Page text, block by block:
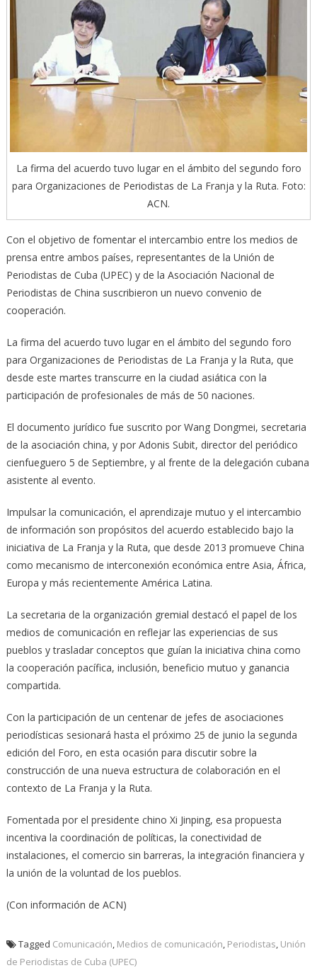
La firma del acuerdo tuvo lugar en el ámbito del segundo foro
para Organizaciones de Periodistas de La Franja y la Ruta. Foto:
ACN.
Con el objetivo de fomentar el intercambio entre los medios de
prensa entre ambos países, representantes de la Unión de
Periodistas de Cuba (UPEC) y de la Asociación Nacional de
Periodistas de China suscribieron un nuevo convenio de
cooperación.
La firma del acuerdo tuvo lugar en el ámbito del segundo foro
para Organizaciones de Periodistas de La Franja y la Ruta, que
desde este martes transcurre en la ciudad asiática con la
participación de profesionales de más de 50 naciones.
El documento jurídico fue suscrito por Wang Dongmei, secretaria
de la asociación china, y por Adonis Subit, director del periódico
cienfueguero 5 de Septiembre, y al frente de la delegación cubana
asistente al evento.
Impulsar la comunicación, el aprendizaje mutuo y el intercambio
de información son propósitos del acuerdo establecido bajo la
iniciativa de La Franja y la Ruta, que desde 2013 promueve China
como mecanismo de interconexión económica entre Asia, África,
Europa y más recientemente América Latina.
La secretaria de la organización gremial destacó el papel de los
medios de comunicación en reflejar las experiencias de sus
pueblos y trasladar conceptos que guían la iniciativa china como
la cooperación pacífica, inclusión, beneficio mutuo y ganancia
compartida.
Con la participación de un centenar de jefes de asociaciones
periodísticas sesionará hasta el próximo 25 de junio la segunda
edición del Foro, en esta ocasión para discutir sobre la
construcción de una nueva estructura de colaboración en el
contexto de La Franja y la Ruta.
Fomentada por el presidente chino Xi Jinping, esa propuesta
incentiva la coordinación de políticas, la conectividad de
instalaciones, el comercio sin barreras, la integración financiera y
la unión de la voluntad de los pueblos.
(Con información de ACN)
Tagged Comunicación, Medios de comunicación, Periodistas, Unión
de Periodistas de Cuba (UPEC)